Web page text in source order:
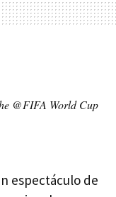
@FIFA World Cup
espectáculo de